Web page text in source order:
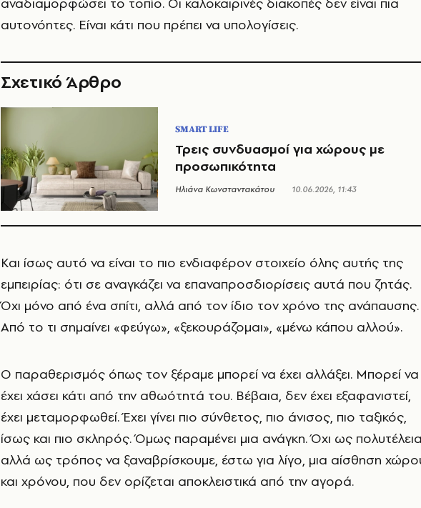
αυτονόητες. Είναι κάτι που πρέπει να υπολογίσεις.
Σχετικό Άρθρο
SMART LIFE
Τρεις συνδυασμοί για χώρους με
προσωπικότητα
Ηλιάνα Κωνσταντακάτου 10.06.2026, 11:43
Και ίσως αυτό να είναι το πιο ενδιαφέρον στοιχείο όλης αυτής της
εμπειρίας: ότι σε αναγκάζει να επαναπροσδιορίσεις αυτά που ζητάς.
Όχι μόνο από ένα σπίτι, αλλά από τον ίδιο τον χρόνο της ανάπαυσης.
Από το τι σημαίνει «φεύγω», «ξεκουράζομαι», «μένω κάπου αλλού».
Ο παραθερισμός όπως τον ξέραμε μπορεί να έχει αλλάξει. Μπορεί να
έχει χάσει κάτι από την αθωότητά του. Βέβαια, δεν έχει εξαφανιστεί,
έχει μεταμορφωθεί. Έχει γίνει πιο σύνθετος, πιο άνισος, πιο ταξικός,
ίσως και πιο σκληρός. Όμως παραμένει μια ανάγκη. Όχι ως
αλλά ως τρόπος να ξαναβρίσκουμε, έστω για λίγο, μια αίσθηση
και χρόνου, που δεν ορίζεται αποκλειστικά από την αγορά.